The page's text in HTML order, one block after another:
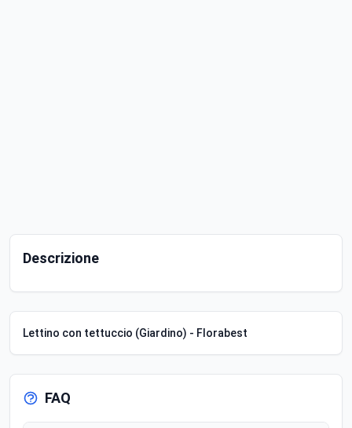
Descrizione
Lettino con tettuccio (Giardino) - Florabest
FAQ